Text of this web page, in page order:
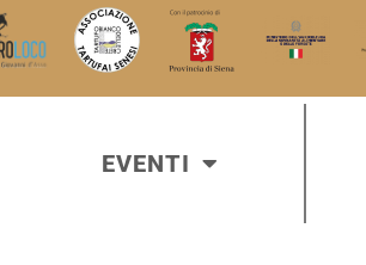
EVENTI